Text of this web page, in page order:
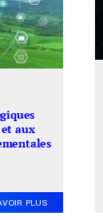
aux
PLUS